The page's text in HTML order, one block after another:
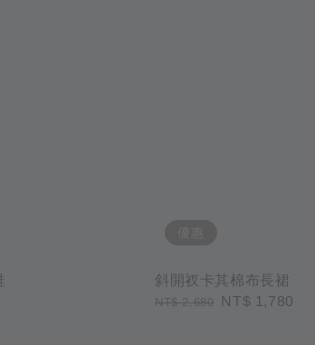
斜開衩卡其棉布長裙
Regular
NT$ 2,680
Sale
NT$ 1,780